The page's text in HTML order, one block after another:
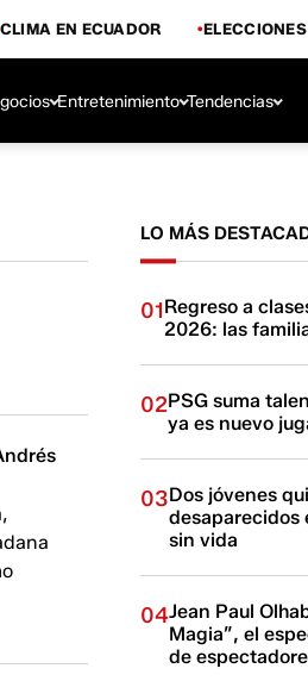
CLIMA EN ECUADOR
Entretenimiento Tendencias
LO MÁS
01Regreso a
2026: las
02PSG suma
ya es nuevo
03Dos jóvenes
desaparecidos
sin vida
04Jean Paul
Magia”, el
de